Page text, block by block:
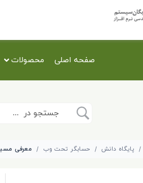
صفحه اصلی محصولات
پایگاه دانش حسابگر تحت وب